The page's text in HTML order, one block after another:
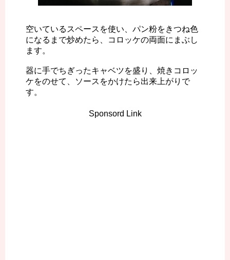
空いているスペースを使い、パン粉をきつね色
になるまで炒めたら、コロッケの両面にまぶし
ます。
器に手でちぎったキャベツを盛り、焼きコロッ
ケをのせて、ソースをかけたら出来上がりで
す。
Sponsord Link